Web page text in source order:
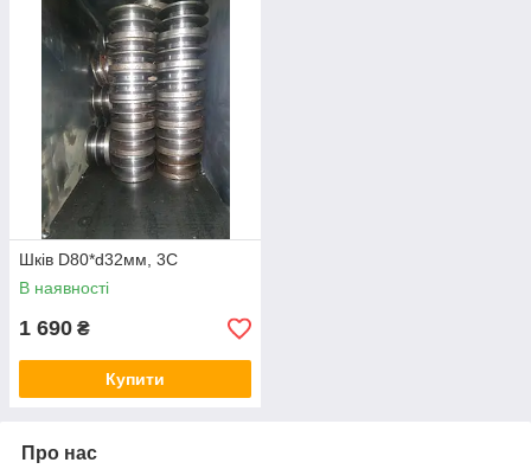
Шків D80*d32мм, 3С
В наявності
1 690 ₴
Купити
Про нас